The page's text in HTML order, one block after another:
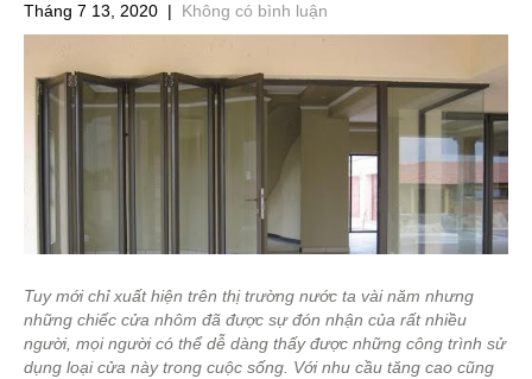
Tháng 7 13, 2020 | Không có bình luận
Tuy mới chỉ xuất hiện trên thị trường nước ta vài năm nhưng
những chiếc cửa nhôm đã được sự đón nhận của rất nhiều
người, mọi người có thể dễ dàng thấy được những công trình sử
dụng loại cửa này trong cuộc sống. Với nhu cầu tăng cao cũng